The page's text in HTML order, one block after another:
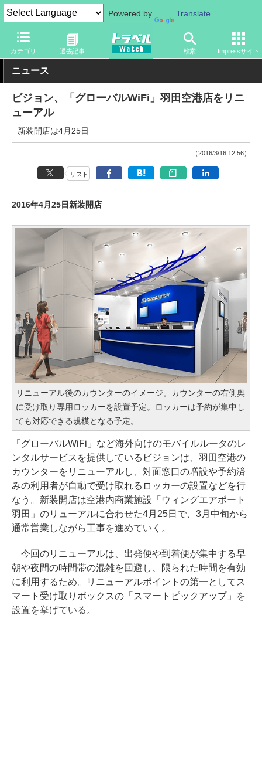
Powered by Translate
カテゴリ 過去記事 検索 Impressサイト
トラベル Watch 旅の方法 空旅 空港
ニュース
ビジョン、「グローバルWiFi」羽田空港店をリニ
ューアル
新装開店は4月25日
（2016/3/16 12:56）
リスト
2016年4月25日新装開店
リニューアル後のカウンターのイメージ。カウンターの右側奥
に受け取り専用ロッカーを設置予定。ロッカーは予約が集中し
ても対応できる規模となる予定。
「グローバルWiFi」など海外向けのモバイルルータのレ
ンタルサービスを提供しているビジョンは、羽田空港の
カウンターをリニューアルし、対面窓口の増設や予約済
みの利用者が自動で受け取れるロッカーの設置などを行
なう。新装開店は空港内商業施設「ウィングエアポート
羽田」のリューアルに合わせた4月25日で、3月中旬から
通常営業しながら工事を進めていく。
今回のリニューアルは、出発便や到着便が集中する早
朝や夜間の時間帯の混雑を回避し、限られた時間を有効
に利用するため。リニューアルポイントの第一としてス
マート受け取りボックスの「スマートピックアップ」を
設置を挙げている。